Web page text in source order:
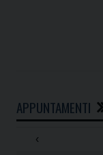
APPUNTAMENTI
‹